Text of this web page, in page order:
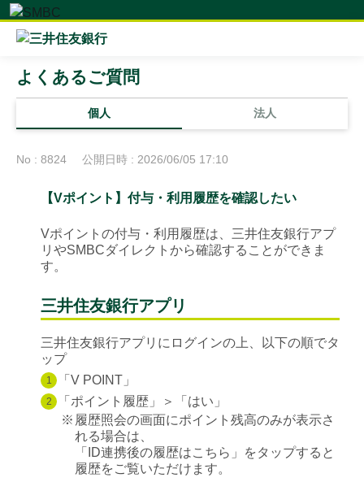
個人 法人
よくあるご質問
No : 8824 公開日時 : 2026/06/05 17:10
【Vポイント】付与・利用履歴を確認したい
Vポイントの付与・利用履歴は、三井住友銀行アプ
リやSMBCダイレクトから確認することができま
す。
三井住友銀行アプリ
三井住友銀行アプリにログインの上、以下の順でタ
ップ
1 「V POINT」
2
「ポイント履歴」＞「はい」
※ 履歴照会の画面にポイント残高のみが表示さ
れる場合は、
「ID連携後の履歴はこちら」をタップすると
履歴をご覧いただけます。